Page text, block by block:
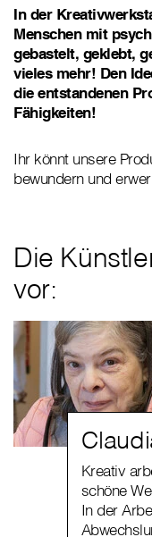
In der
Menschen mit
gebastelt, geklebt,
vieles mehr! Den
die entstandenen
Fähigkeiten!
Ihr könnt unsere
bewundern und
Die
vor:
Kreativ
schöne
In der